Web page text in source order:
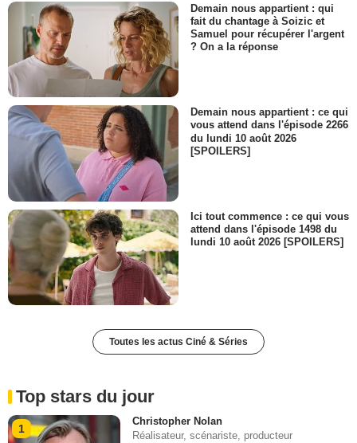
Demain nous appartient : qui
fait du chantage à Soizic et
Samuel pour récupérer l'argent
? On a la réponse
Demain nous appartient : ce qui
vous attend dans l'épisode 2266
du lundi 10 août 2026
[SPOILERS]
Ici tout commence : ce qui vous
attend dans l'épisode 1498 du
lundi 10 août 2026 [SPOILERS]
Toutes les actus Ciné & Séries
Top stars du jour
1
Christopher Nolan
Réalisateur, scénariste, producteur